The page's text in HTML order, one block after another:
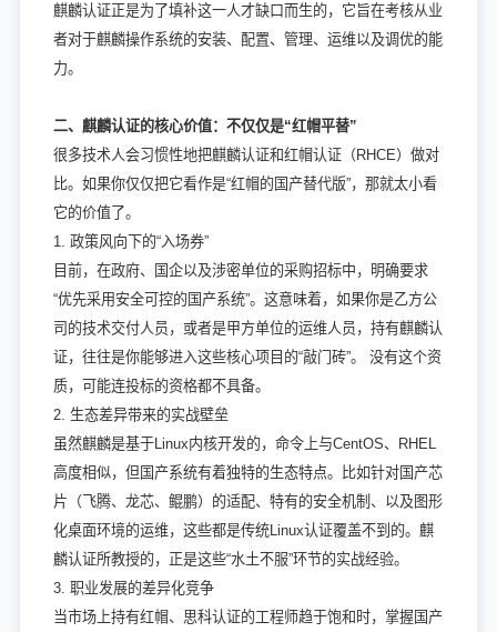
麒麟认证正是为了填补这一人才缺口而生的，它旨在考核从业
者对于麒麟操作系统的安装、配置、管理、运维以及调优的能
力。
二、麒麟认证的核心价值：不仅仅是“红帽平替”
很多技术人会习惯性地把麒麟认证和红帽认证（RHCE）做对
比。如果你仅仅把它看作是“红帽的国产替代版”，那就太小看
它的价值了。
1. 政策风向下的“入场券”
目前，在政府、国企以及涉密单位的采购招标中，明确要求
“优先采用安全可控的国产系统”。这意味着，如果你是乙方公
司的技术交付人员，或者是甲方单位的运维人员，持有麒麟认
证，往往是你能够进入这些核心项目的“敲门砖”。 没有这个资
质，可能连投标的资格都不具备。
2. 生态差异带来的实战壁垒
虽然麒麟是基于Linux内核开发的，命令上与CentOS、RHEL
高度相似，但国产系统有着独特的生态特点。比如针对国产芯
片（飞腾、龙芯、鲲鹏）的适配、特有的安全机制、以及图形
化桌面环境的运维，这些都是传统Linux认证覆盖不到的。麒
麟认证所教授的，正是这些“水土不服”环节的实战经验。
3. 职业发展的差异化竞争
当市场上持有红帽、思科认证的工程师趋于饱和时，掌握国产